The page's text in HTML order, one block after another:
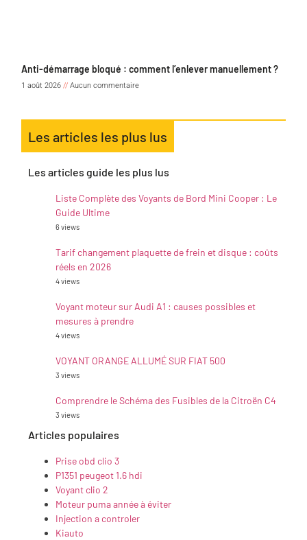
Anti-démarrage bloqué : comment l’enlever manuellement ?
1 août 2026
Aucun commentaire
Les articles les plus lus
Les articles guide les plus lus
Liste Complète des Voyants de Bord Mini Cooper : Le
Guide Ultime
6 views
Tarif changement plaquette de frein et disque : coûts
réels en 2026
4 views
Voyant moteur sur Audi A1 : causes possibles et
mesures à prendre
4 views
VOYANT ORANGE ALLUMÉ SUR FIAT 500
3 views
Comprendre le Schéma des Fusibles de la Citroën C4
3 views
Articles populaires
Prise obd clio 3
P1351 peugeot 1.6 hdi
Voyant clio 2
Moteur puma année à éviter
Injection a controler
Kiauto